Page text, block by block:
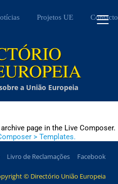
Projetos UE Contacto
a União Europeia
page in the Live Composer.
> Templates.
Livro de Reclamações Facebook
© Directório União Europeia